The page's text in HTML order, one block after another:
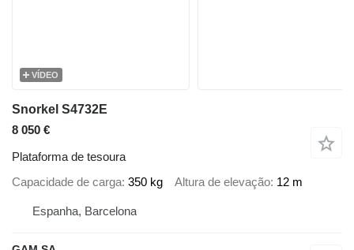
VÍDEO
Snorkel S4732E
8 050 €
Plataforma de tesoura
Capacidade de carga 350 kg Altura de elevação 12 m
Espanha, Barcelona